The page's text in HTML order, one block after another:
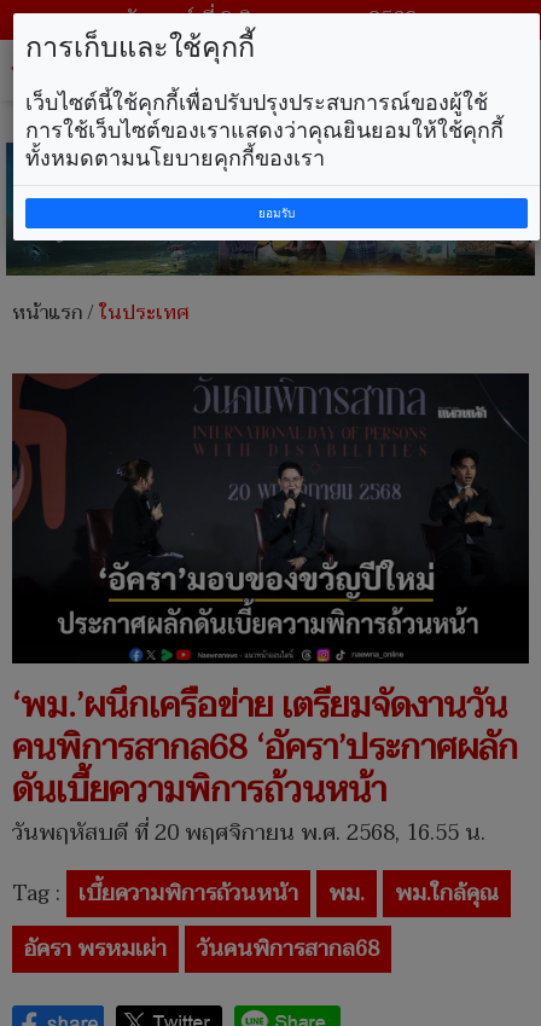
วันเสาร์ ที่ 8 สิงหาคม พ.ศ. 2569
หน้าแรก/ในประเทศ
‘พม.’ผนึกเครือข่าย เตรียมจัดงานวัน
คนพิการสากล68 ‘อัครา’ประกาศผลัก
ดันเบี้ยความพิการถ้วนหน้า
วันพฤหัสบดี ที่ 20 พฤศจิกายน พ.ศ. 2568, 16.55 น.
Tag : เบี้ยความพิการถ้วนหน้า พม.
พม.ใกล้คุณ
อัครา พรหมเผ่า
วันคนพิการสากล68
การเก็บและใช้คุกกี้
เว็บไซต์นี้ใช้คุกกี้เพื่อปรับปรุงประสบการณ์ของผู้ใช้
การใช้เว็บไซต์ของเราแสดงว่าคุณยินยอมให้ใช้คุกกี้
ทั้งหมดตามนโยบายคุกกี้ของเรา
ยอมรับ